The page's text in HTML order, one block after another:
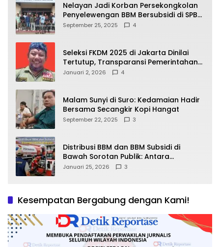
Nelayan Jadi Korban Persekongkolan
Penyelewengan BBM Bersubsidi di SPBU
64.78809 Teluk Batang
September 25, 2025 4
Seleksi FKDM 2025 di Jakarta Dinilai
Tertutup, Transparansi Pemerintahan
Pramono–Rano Dipertanyakan
Januari 2, 2026 4
Malam Sunyi di Suro: Kedamaian Hadir
Bersama Secangkir Kopi Hangat
September 22, 2025 3
Distribusi BBM dan BBM Subsidi di
Bawah Sorotan Publik: Antara
Kepentingan Negara, Hak Konsumen,
Januari 25, 2026 3
Kesempatan Bergabung dengan Kami!